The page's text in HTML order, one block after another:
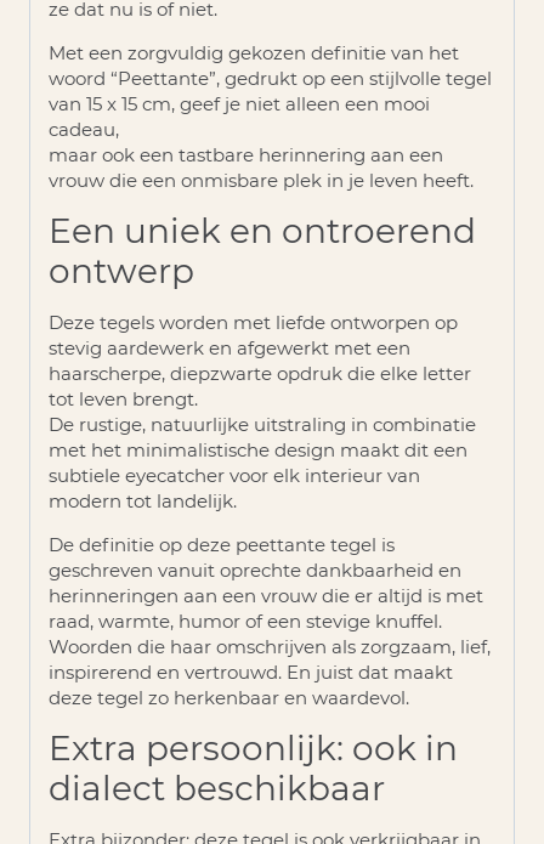
ze dat nu is of niet.
Met een zorgvuldig gekozen definitie van het
woord “Peettante”, gedrukt op een stijlvolle tegel
van 15 x 15 cm, geef je niet alleen een mooi
cadeau,
maar ook een tastbare herinnering aan een
vrouw die een onmisbare plek in je leven heeft.
Een uniek en ontroerend
ontwerp
Deze tegels worden met liefde ontworpen op
stevig aardewerk en afgewerkt met een
haarscherpe, diepzwarte opdruk die elke letter
tot leven brengt.
De rustige, natuurlijke uitstraling in combinatie
met het minimalistische design maakt dit een
subtiele eyecatcher voor elk interieur van
modern tot landelijk.
De definitie op deze peettante tegel is
geschreven vanuit oprechte dankbaarheid en
herinneringen aan een vrouw die er altijd is met
raad, warmte, humor of een stevige knuffel.
Woorden die haar omschrijven als zorgzaam, lief,
inspirerend en vertrouwd. En juist dat maakt
deze tegel zo herkenbaar en waardevol.
Extra persoonlijk: ook in
dialect beschikbaar
Extra bijzonder: deze tegel is ook verkrijgbaar in